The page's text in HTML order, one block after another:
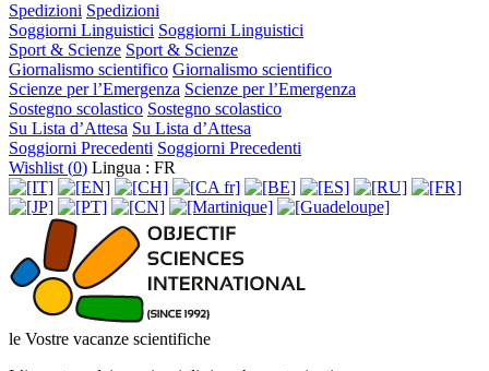
Spedizioni Spedizioni
Soggiorni Linguistici Soggiorni Linguistici
Sport & Scienze Sport & Scienze
Giornalismo scientifico Giornalismo scientifico
Scienze per l’Emergenza Scienze per l’Emergenza
Sostegno scolastico Sostegno scolastico
Su Lista d’Attesa Su Lista d’Attesa
Soggiorni Precedenti Soggiorni Precedenti
Wishlist (0) Lingua : FR
le Vostre vacanze scientifiche